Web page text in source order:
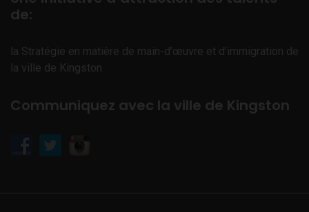
de:
la Stratégie en matière de main-d’œuvre et d’immigration de
la ville de Kingston
Communiquez avec la ville de Kingston